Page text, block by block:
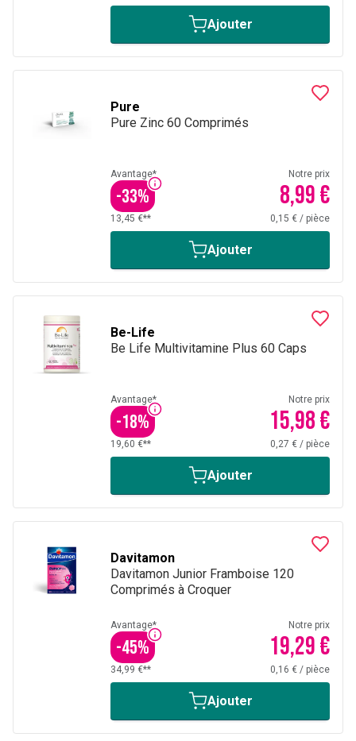
Ajouter
Pure
Pure Zinc 60 Comprimés
Avantage*
-33%
Notre prix
8,99 €
13,45 €** 0,15 € / pièce
Ajouter
Be-Life
Be Life Multivitamine Plus 60 Caps
Avantage*
-18%
Notre prix
15,98 €
19,60 €** 0,27 € / pièce
Ajouter
Davitamon
Davitamon Junior Framboise 120
Comprimés à Croquer
Avantage*
-45%
Notre prix
19,29 €
34,99 €** 0,16 € / pièce
Ajouter